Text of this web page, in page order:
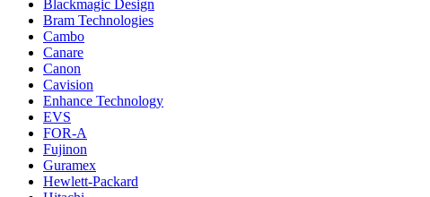
Blackmagic Design
Bram Technologies
Cambo
Canare
Canon
Cavision
Enhance Technology
EVS
FOR-A
Fujinon
Guramex
Hewlett-Packard